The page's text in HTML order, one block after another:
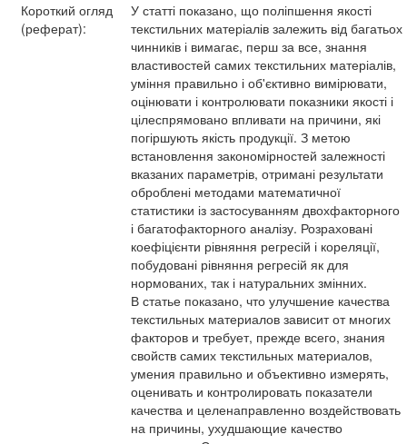
Короткий огляд
(реферат):
У статті показано, що поліпшення якості
текстильних матеріалів залежить від багатьох
чинників і вимагає, перш за все, знання
властивостей самих текстильних матеріалів,
уміння правильно і об'єктивно вимірювати,
оцінювати і контролювати показники якості і
цілеспрямовано впливати на причини, які
погіршують якість продукції. З метою
встановлення закономірностей залежності
вказаних параметрів, отримані результати
оброблені методами математичної
статистики із застосуванням двохфакторного
і багатофакторного аналізу. Розраховані
коефіцієнти рівняння регресій і кореляції,
побудовані рівняння регресій як для
нормованих, так і натуральних змінних.
В статье показано, что улучшение качества
текстильных материалов зависит от многих
факторов и требует, прежде всего, знания
свойств самих текстильных материалов,
умения правильно и объективно измерять,
оценивать и контролировать показатели
качества и целенаправленно воздействовать
на причины, ухудшающие качество